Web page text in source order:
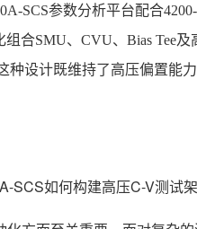
SCS参数分析平台配合
合SMU、CVU、Bias Tee
种设计既维持了高压偏置能